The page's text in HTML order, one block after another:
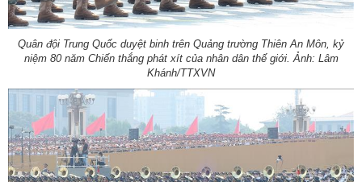
Quân đội Trung Quốc duyệt binh trên Quảng trường Thiên An Môn, kỷ
niệm 80 năm Chiến thắng phát xít của nhân dân thế giới. Ảnh: Lâm
Khánh/TTXVN